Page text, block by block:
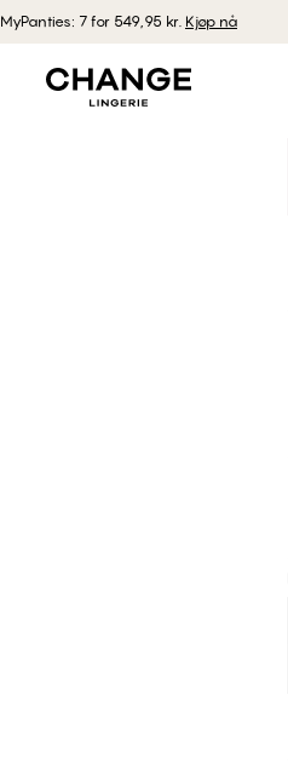
MyPanties: 7 for 549,95 kr. Kjøp nå